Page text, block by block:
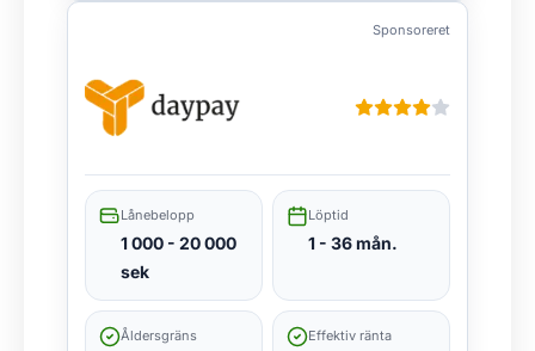
Sponsoreret
Lånebelopp
1 000 - 20 000
sek
Löptid
1 - 36 mån.
Åldersgräns Effektiv ränta